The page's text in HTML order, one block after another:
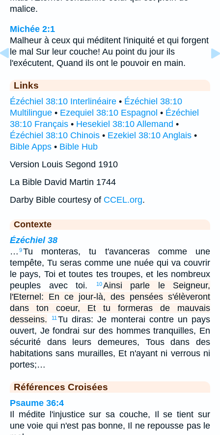
malice.
Michée 2:1
Malheur à ceux qui méditent l'iniquité et qui forgent
le mal Sur leur couche! Au point du jour ils
l'exécutent, Quand ils ont le pouvoir en main.
Links
Ézéchiel 38:10 Interlinéaire • Ézéchiel 38:10
Multilingue • Ezequiel 38:10 Espagnol • Ézéchiel
38:10 Français • Hesekiel 38:10 Allemand •
Ézéchiel 38:10 Chinois • Ezekiel 38:10 Anglais •
Bible Apps • Bible Hub
Version Louis Segond 1910
La Bible David Martin 1744
Darby Bible courtesy of CCEL.org.
Contexte
Ézéchiel 38
… 9Tu monteras, tu t'avanceras comme une
tempête, Tu seras comme une nuée qui va couvrir
le pays, Toi et toutes tes troupes, et les nombreux
peuples avec toi.
10 Ainsi parle le Seigneur,
l'Eternel: En ce jour-là, des pensées s'élèveront
dans ton coeur, Et tu formeras de mauvais
desseins.
11 Tu diras: Je monterai contre un pays
ouvert, Je fondrai sur des hommes tranquilles, En
sécurité dans leurs demeures, Tous dans des
habitations sans murailles, Et n'ayant ni verrous ni
portes;…
Références Croisées
Psaume 36:4
Il médite l'injustice sur sa couche, Il se tient sur
une voie qui n'est pas bonne, Il ne repousse pas le